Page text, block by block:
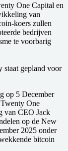
One Capital en
van
koers zullen
bedrijven
te voorbarig
staat gepland voor
op 5 December
One
van CEO Jack
op de New
2025 onder
bitcoin